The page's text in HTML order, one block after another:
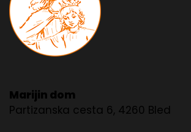
Marijin dom
Partizanska cesta 6, 4260 Bled